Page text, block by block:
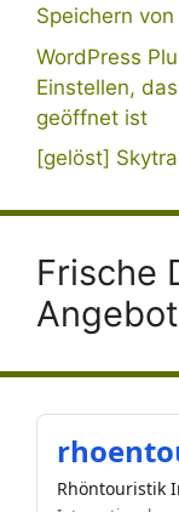
Speichern
WordPress
Einstellen,
geöffnet ist
[gelöst]
Frische
Rhöntouristik